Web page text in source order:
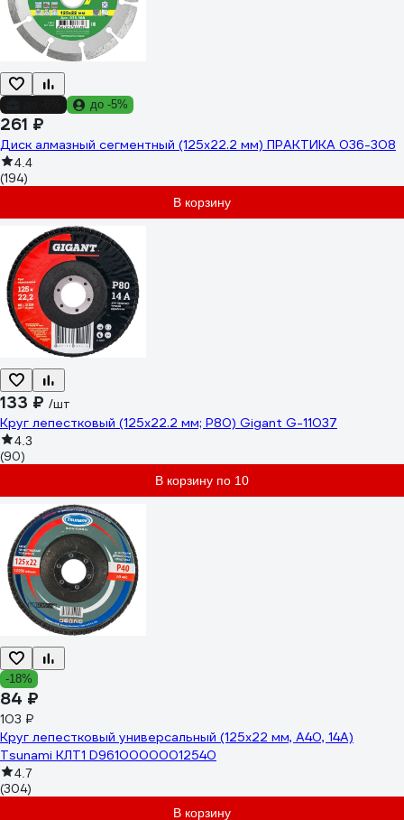
до -5%
261 ₽
Диск алмазный сегментный (125х22.2 мм) ПРАКТИКА 036-308
4.4
(194)
В корзину
133 ₽ /шт
Круг лепестковый (125x22.2 мм; P80) Gigant G-11037
4.3
(90)
В корзину по 10
-18%
84 ₽
103 ₽
Круг лепестковый универсальный (125х22 мм, А40, 14А)
Tsunami КЛТ1 D96100000012540
4.7
(304)
В корзину